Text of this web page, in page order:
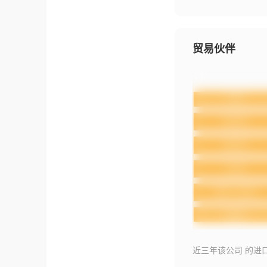
贸易伙伴
近三年该公司 的进